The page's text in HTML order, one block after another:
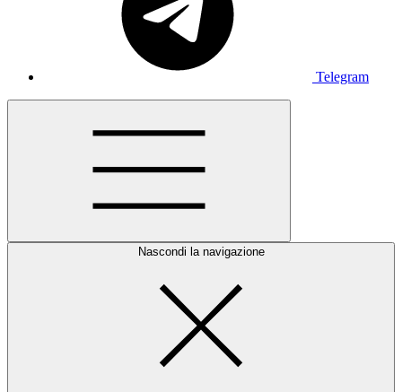
Telegram
Nascondi la navigazione